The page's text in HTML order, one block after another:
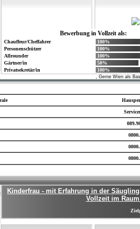
Bewerbung in Vollzeit als:
Chauffeur/Cheffahrer
100%
Personenschützer
100%
Allrounder
100%
Gärtner/in
50%
Privatsekretär/in
100%
, Gerne Wien als
Kinderfrau - mit Erfahrung in der
Vollzeit im